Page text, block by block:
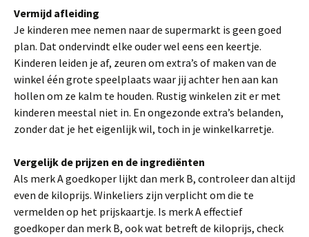
Vermijd afleiding
Je kinderen mee nemen naar de supermarkt is geen goed
plan. Dat ondervindt elke ouder wel eens een keertje.
Kinderen leiden je af, zeuren om extra’s of maken van de
winkel één grote speelplaats waar jij achter hen aan kan
hollen om ze kalm te houden. Rustig winkelen zit er met
kinderen meestal niet in. En ongezonde extra’s belanden,
zonder dat je het eigenlijk wil, toch in je winkelkarretje.
Vergelijk de prijzen en de ingrediënten
Als merk A goedkoper lijkt dan merk B, controleer dan altijd
even de kiloprijs. Winkeliers zijn verplicht om die te
vermelden op het prijskaartje. Is merk A effectief
goedkoper dan merk B, ook wat betreft de kiloprijs, check